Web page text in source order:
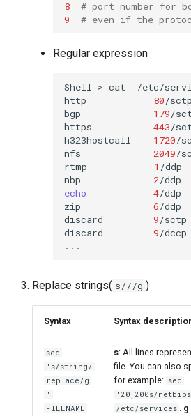
8
# port number for
9
# even if the
Regular expression
Shell > cat /etc/
http
80/sctp
bgp
179/
https
443/
h323hostcall
1720/
nfs
2049/
rtmp
1 /ddp
nbp
2/ddp
echo
4/ddp
zip
6/ddp
discard
9/sctp
discard
9/dccp
Replace strings( s///g )
Syntax Syntax
sed
's/string/
replace/g
'
FILENAME
s: All lines
file. You can also
for example: sed
'20,200s/
/etc/services . g